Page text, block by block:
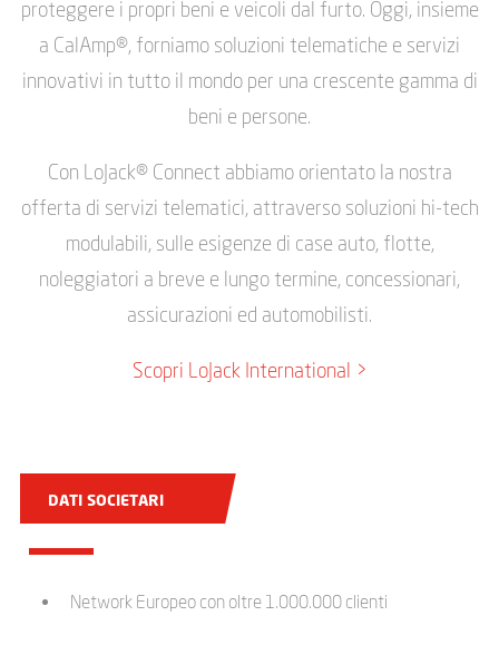
proteggere i propri beni e veicoli dal furto. Oggi, insieme
a CalAmp®, forniamo soluzioni telematiche e servizi
innovativi in tutto il mondo per una crescente gamma di
beni e persone.
Con LoJack® Connect abbiamo orientato la nostra
offerta di servizi telematici, attraverso soluzioni hi-tech
modulabili, sulle esigenze di case auto, flotte,
noleggiatori a breve e lungo termine, concessionari,
assicurazioni ed automobilisti.
Scopri LoJack International >
DATI SOCIETARI
Network Europeo con oltre 1.000.000 clienti